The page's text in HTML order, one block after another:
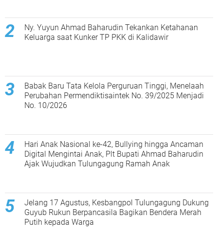
Ny. Yuyun Ahmad Baharudin Tekankan Ketahanan
Keluarga saat Kunker TP PKK di Kalidawir
Babak Baru Tata Kelola Perguruan Tinggi, Menelaah
Perubahan Permendiktisaintek No. 39/2025 Menjadi
No. 10/2026
Hari Anak Nasional ke-42, Bullying hingga Ancaman
Digital Mengintai Anak, Plt Bupati Ahmad Baharudin
Ajak Wujudkan Tulungagung Ramah Anak
Jelang 17 Agustus, Kesbangpol Tulungagung Dukung
Guyub Rukun Berpancasila Bagikan Bendera Merah
Putih kepada Warga